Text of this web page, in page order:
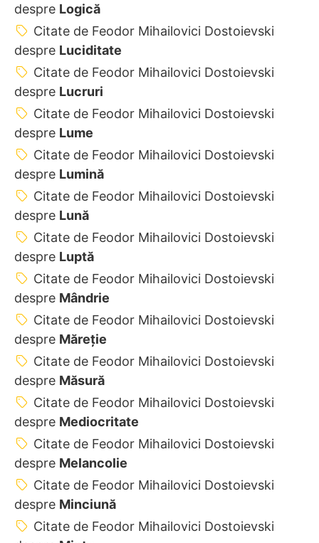
despre Logică
Citate de Feodor Mihailovici Dostoievski
despre Luciditate
Citate de Feodor Mihailovici Dostoievski
despre Lucruri
Citate de Feodor Mihailovici Dostoievski
despre Lume
Citate de Feodor Mihailovici Dostoievski
despre Lumină
Citate de Feodor Mihailovici Dostoievski
despre Lună
Citate de Feodor Mihailovici Dostoievski
despre Luptă
Citate de Feodor Mihailovici Dostoievski
despre Mândrie
Citate de Feodor Mihailovici Dostoievski
despre Măreție
Citate de Feodor Mihailovici Dostoievski
despre Măsură
Citate de Feodor Mihailovici Dostoievski
despre Mediocritate
Citate de Feodor Mihailovici Dostoievski
despre Melancolie
Citate de Feodor Mihailovici Dostoievski
despre Minciună
Citate de Feodor Mihailovici Dostoievski